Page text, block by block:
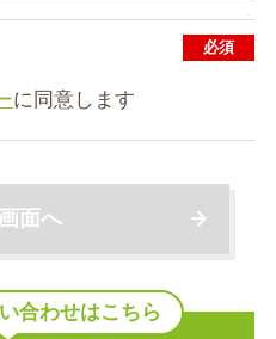
に同意します
面へ
合わせはこちら